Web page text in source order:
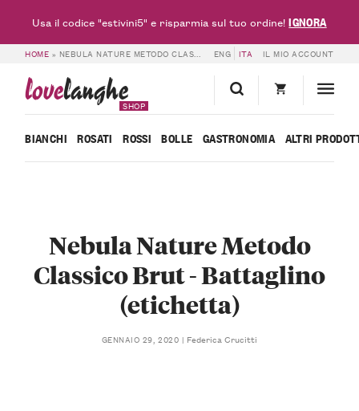
HOME » NEBULA NATURE METODO CLASSICO BRUT – BATTAGLINO (ETICHETTA) ENG ITA IL MIO ACCOUNT
lovelanghe
SHOP
BIANCHI ROSATI ROSSI BOLLE GASTRONOMIA ALTRI
Nebula Nature Metodo
Classico Brut - Battaglino
(etichetta)
GENNAIO 29, 2020 Federica Crucitti
Usa il codice "estivini5" e risparmia sul tuo ordine!IGNORA